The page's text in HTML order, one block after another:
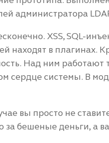
администратора
XSS, SQL-
находят в плагинах.
Над ним
сердце системы. В
вы просто не
бешеные деньги, а